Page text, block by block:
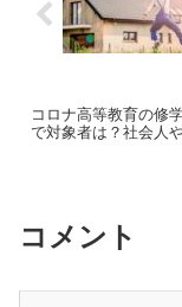
コロナ高等教育の修
で対象者は？社会人
コメント